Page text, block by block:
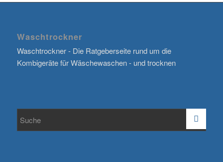
Waschtrockner
Waschtrockner - Die Ratgeberseite rund um die
Kombigeräte für Wäschewaschen - und trocknen